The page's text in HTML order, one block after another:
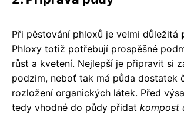
Při pěstování phloxů je velmi důležitá
Phloxy totiž potřebují prospěšné
růst a kvetení. Nejlepší je připravit si
podzim, neboť tak má půda dostatek
rozložení organických látek. Před
tedy vhodné do půdy přidat kompost